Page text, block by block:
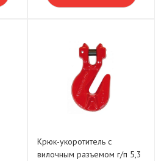
Крюк-укоротитель с
вилочным разъемом г/п 5,3